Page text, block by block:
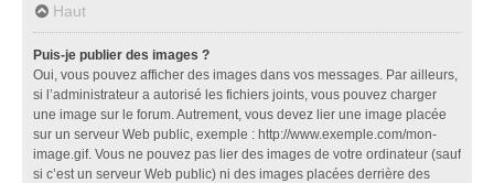
Haut
Puis-je publier des images ?
Oui, vous pouvez afficher des images dans vos messages. Par ailleurs,
si l’administrateur a autorisé les fichiers joints, vous pouvez charger
une image sur le forum. Autrement, vous devez lier une image placée
sur un serveur Web public, exemple : http://www.exemple.com/mon-
image.gif. Vous ne pouvez pas lier des images de votre ordinateur (sauf
si c’est un serveur Web public) ni des images placées derrière des